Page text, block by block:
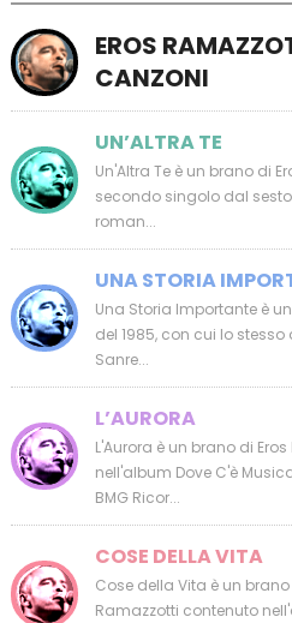
EROS
CANZONI
UN’ALTRA TE
Un'Altra Te è un brano di
secondo singolo dal
roman...
UNA STORIA
Una Storia Importante è
del 1985, con cui lo
Sanre...
L’AURORA
L'Aurora è un brano di
nell'album Dove C'è
BMG Ricor...
COSE DELLA VITA
Cose della Vita è un
Ramazzotti contenuto